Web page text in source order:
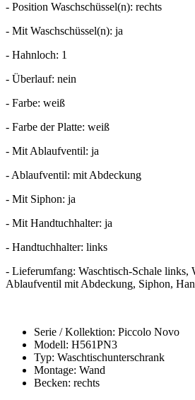
- Position Waschschüssel(n): rechts
- Mit Waschschüssel(n): ja
- Hahnloch: 1
- Überlauf: nein
- Farbe: weiß
- Farbe der Platte: weiß
- Mit Ablaufventil: ja
- Ablaufventil: mit Abdeckung
- Mit Siphon: ja
- Mit Handtuchhalter: ja
- Handtuchhalter: links
- Lieferumfang: Waschtisch-Schale links,
Ablaufventil mit Abdeckung, Siphon,
Serie / Kollektion: Piccolo Novo
Modell: H561PN3
Typ: Waschtischunterschrank
Montage: Wand
Becken: rechts